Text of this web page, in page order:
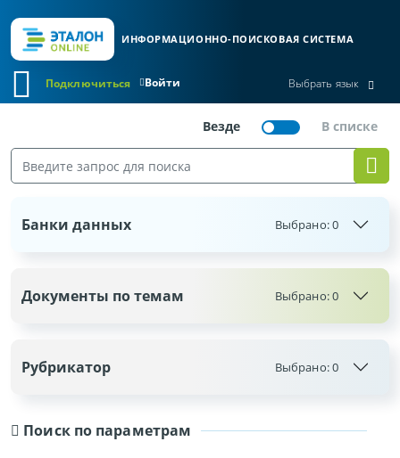
ИНФОРМАЦИОННО-ПОИСКОВАЯ СИСТЕМА
Войти
Подключиться Выбрать язык
Поиск по параметрам
Банки данных Выбрано:0
Документы по темам Выбрано:0
Рубрикатор Выбрано:0